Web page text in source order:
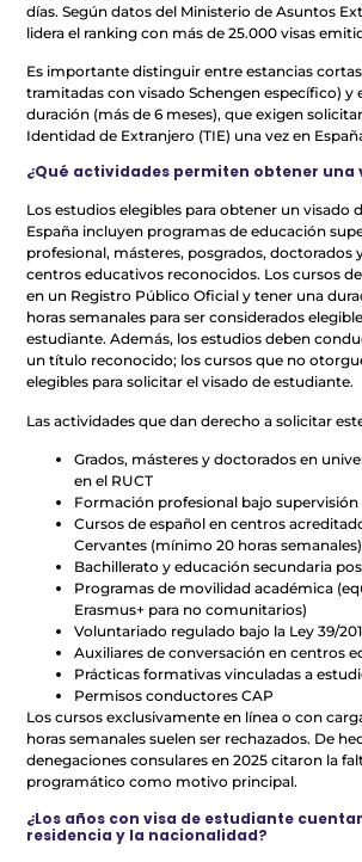
días. Según datos del Ministerio de Asuntos
lidera el ranking con más de 25.000 visas
Es importante distinguir entre estancias
tramitadas con visado Schengen específico) y
duración (más de 6 meses), que exigen
Identidad de Extranjero (TIE) una vez en
¿Qué actividades permiten obtener una
Los estudios elegibles para obtener un visado
España incluyen programas de educación
profesional, másteres, posgrados, doctorados
centros educativos reconocidos. Los cursos
en un Registro Público Oficial y tener una
horas semanales para ser considerados
estudiante. Además, los estudios deben
un título reconocido; los cursos que no
elegibles para solicitar el visado de estudiante.
Las actividades que dan derecho a solicitar
Grados, másteres y doctorados en
en el RUCT
Formación profesional bajo
Cursos de español en centros
Cervantes (mínimo 20 horas semanales)
Bachillerato y educación secundaria
Programas de movilidad académica
Erasmus+ para no comunitarios)
Voluntariado regulado bajo la Ley 39/
Auxiliares de conversación en centros
Prácticas formativas vinculadas a
Permisos conductores CAP
Los cursos exclusivamente en línea o con
horas semanales suelen ser rechazados. De
denegaciones consulares en 2025 citaron la
programático como motivo principal.
¿Los años con visa de estudiante
residencia y la nacionalidad?